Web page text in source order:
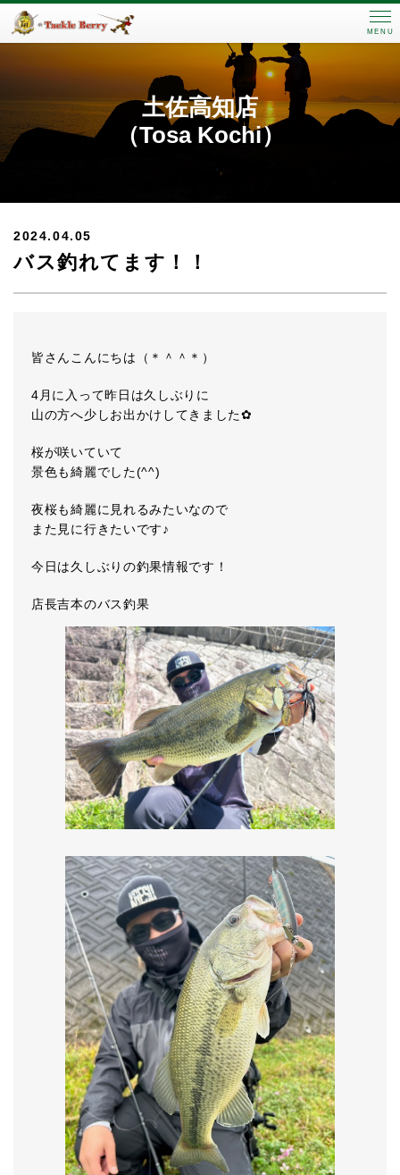
MENU
土佐高知店
（Tosa Kochi）
2024.04.05
バス釣れてます！！
皆さんこんにちは（＊＾＾＊）
4月に入って昨日は久しぶりに
山の方へ少しお出かけしてきました✿
桜が咲いていて
景色も綺麗でした(^^)
夜桜も綺麗に見れるみたいなので
また見に行きたいです♪
今日は久しぶりの釣果情報です！
店長吉本のバス釣果